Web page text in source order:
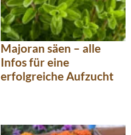
Majoran säen – alle
Infos für eine
erfolgreiche Aufzucht